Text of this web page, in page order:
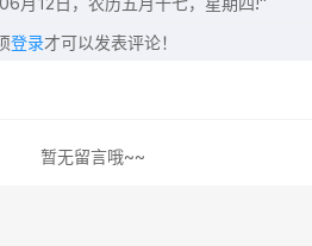
月12日，农历五月十七，星期四!"
登录才可以发表评论！
暂无留言哦~~